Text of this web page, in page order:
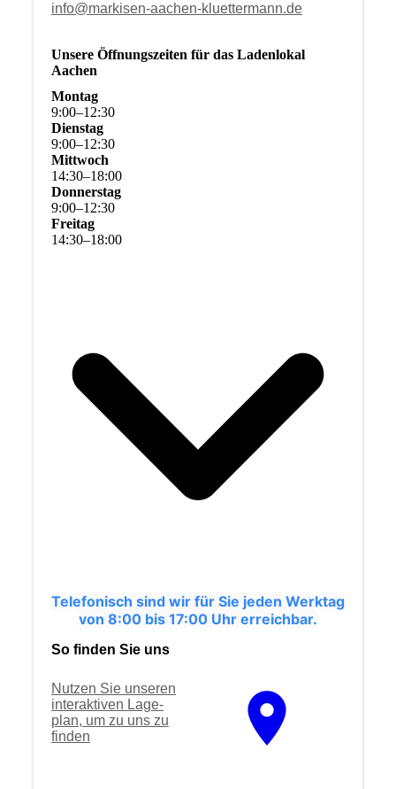
info@markisen-aachen-kluettermann.de
Unsere Öffnungszeiten für das Ladenlokal
Aachen
Montag
9:00–12:30
Dienstag
9:00–12:30
Mittwoch
14:30–18:00
Donnerstag
9:00–12:30
Freitag
14:30–18:00
Telefonisch sind wir für Sie jeden Werktag
von 8:00 bis 17:00 Uhr erreichbar.
So finden Sie uns
Nutzen Sie unseren
interaktiven La­ge­
plan, um zu uns zu
finden